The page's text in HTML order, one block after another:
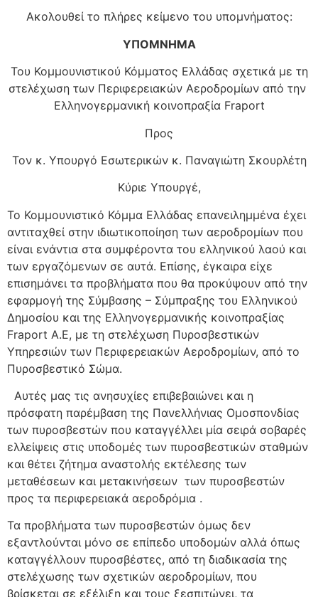
Ακολουθεί το πλήρες κείμενο του υπομνήματος:
ΥΠΟΜΝΗΜΑ
Του Κομμουνιστικού Κόμματος Ελλάδας σχετικά με τη
στελέχωση των Περιφερειακών Αεροδρομίων από την
Ελληνογερμανική κοινοπραξία Fraport
Προς
Τον κ. Υπουργό Εσωτερικών κ. Παναγιώτη Σκουρλέτη
Κύριε Υπουργέ,
Το Κομμουνιστικό Κόμμα Ελλάδας επανειλημμένα έχει
αντιταχθεί στην ιδιωτικοποίηση των αεροδρομίων που
είναι ενάντια στα συμφέροντα του ελληνικού λαού και
των εργαζόμενων σε αυτά. Επίσης, έγκαιρα είχε
επισημάνει τα προβλήματα που θα προκύψουν από την
εφαρμογή της Σύμβασης – Σύμπραξης του Ελληνικού
Δημοσίου και της Ελληνογερμανικής κοινοπραξίας
Fraport Α.Ε, με τη στελέχωση Πυροσβεστικών
Υπηρεσιών των Περιφερειακών Αεροδρομίων, από το
Πυροσβεστικό Σώμα.
Αυτές μας τις ανησυχίες επιβεβαιώνει και η
πρόσφατη παρέμβαση της Πανελλήνιας Ομοσπονδίας
των πυροσβεστών που καταγγέλλει μία σειρά σοβαρές
ελλείψεις στις υποδομές των πυροσβεστικών σταθμών
και θέτει ζήτημα αναστολής εκτέλεσης των
μεταθέσεων και μετακινήσεων των πυροσβεστών
προς τα περιφερειακά αεροδρόμια .
Τα προβλήματα των πυροσβεστών όμως δεν
εξαντλούνται μόνο σε επίπεδο υποδομών αλλά όπως
καταγγέλλουν πυροσβέστες, από τη διαδικασία της
στελέχωσης των σχετικών αεροδρομίων, που
βρίσκεται σε εξέλιξη και τους ξεσπιτώνει, τα